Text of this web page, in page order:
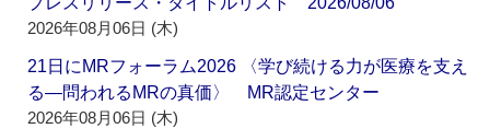
2026年08月06日 (木)
21日にMRフォーラム2026 〈学び続ける力が医療を支え
る―問われるMRの真価〉 MR認定センター
2026年08月06日 (木)